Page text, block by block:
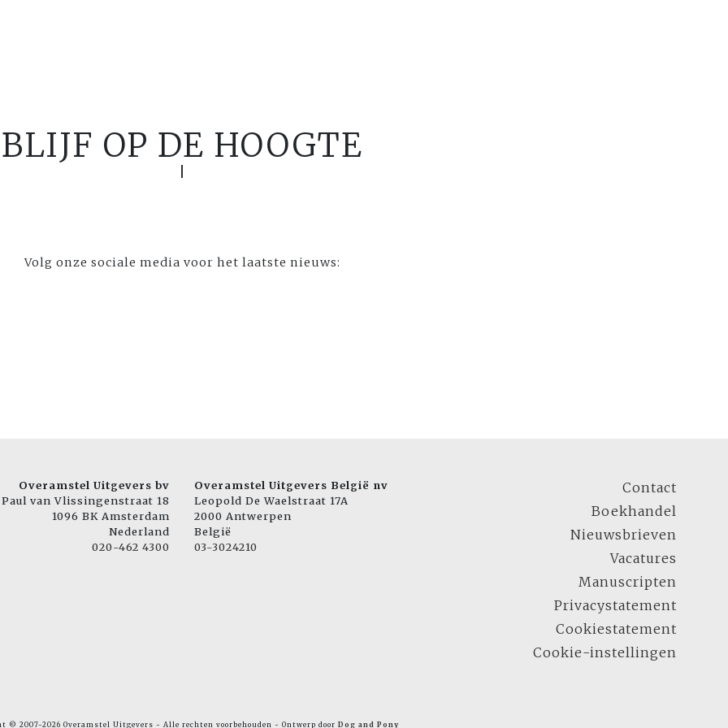
BLIJF OP DE HOOGTE
Volg onze sociale media voor het laatste nieuws:
Overamstel Uitgevers bv
Paul van Vlissingenstraat 18
1096 BK Amsterdam
Nederland
020-462 4300
Overamstel Uitgevers België nv
Leopold De Waelstraat 17A
2000 Antwerpen
België
03-3024210
Contact
Boekhandel
Nieuwsbrieven
Vacatures
Manuscripten
Privacystatement
Cookiestatement
Cookie-instellingen
© 2007-2026 Overamstel Uitgevers - Alle rechten voorbehouden - Ontwerp door Dog and Pony